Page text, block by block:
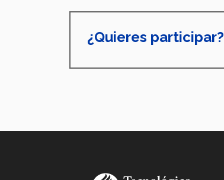
¿Quieres participar?